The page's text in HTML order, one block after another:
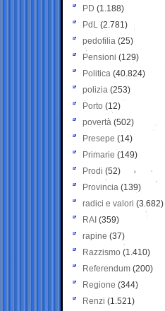
PD (1.188)
PdL (2.781)
pedofilia (25)
Pensioni (129)
Politica (40.824)
polizia (253)
Porto (12)
povertà (502)
Presepe (14)
Primarie (149)
Prodi (52)
Provincia (139)
radici e valori (3.682)
RAI (359)
rapine (37)
Razzismo (1.410)
Referendum (200)
Regione (344)
Renzi (1.521)